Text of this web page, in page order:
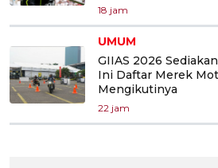
18 jam
UMUM
GIIAS 2026
Ini Daftar Merek
Mengikutinya
22 jam